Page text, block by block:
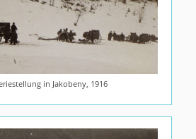
in Jakobeny, 1916